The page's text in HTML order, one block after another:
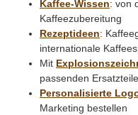
Kaffee-Wissen: von
Kaffeezubereitung
Rezeptideen:
internationale
Mit
passenden
Personalisierte
Marketing bestellen